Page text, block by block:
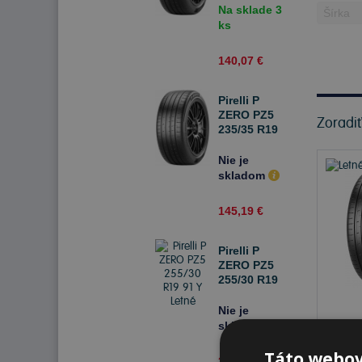
Na sklade 3
ks
140,07 €
Pirelli P
ZERO PZ5
235/35 R19
Nie je
skladom
145,19 €
Pirelli P
ZERO PZ5
255/30 R19
Nie je
skladom
K